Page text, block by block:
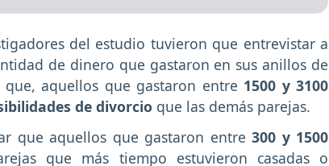
del estudio tuvieron que entrevistar a
de dinero que gastaron en sus anillos de
aquellos que gastaron entre 1500 y 3100
de divorcio que las demás parejas.
que aquellos que gastaron entre 300 y 1500
que más tiempo estuvieron casadas o